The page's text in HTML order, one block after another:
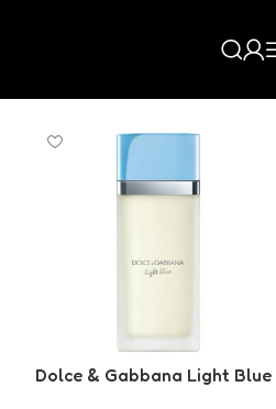
Dolce & Gabbana Light Blue